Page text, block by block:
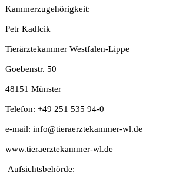
Kammerzugehörigkeit:
Petr Kadlcik
Tierärztekammer Westfalen-Lippe
Goebenstr. 50
48151 Münster
Telefon: +49 251 535 94-0
e-mail: info@tieraerztekammer-wl.de
www.tieraerztekammer-wl.de
Aufsichtsbehörde: